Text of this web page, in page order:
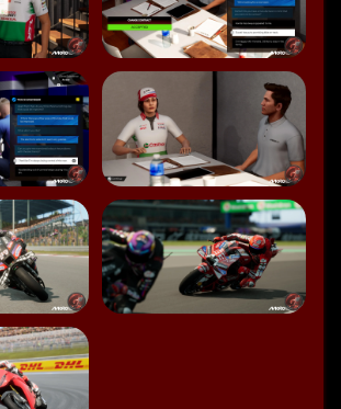
ausschaut kommt von IE noch ein
sollte sich Meilston das auch einmal
auch wenn er um einen Prozentpunkt
als der Vorgänger gibt es noch
können und sollten.
schauen wir uns einmal an!
haben Sie überhaupt verbessert?
ich brauche nicht erzählen dass es
das ist Zeitrennern gibt... ...dass es eine
dass es einen Karriere-Modus gibt der
ist.
haben sich beim Karrieremodus
wo ich mich mehr spezialisieren kann auf